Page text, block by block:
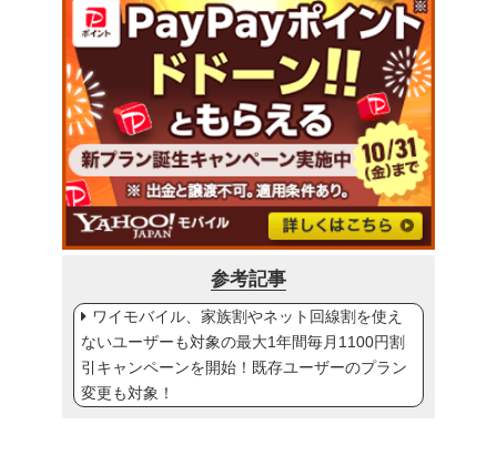
参考記事
ワイモバイル、家族割やネット回線割を使え
ないユーザーも対象の最大1年間毎月1100円割
引キャンペーンを開始！既存ユーザーのプラン
変更も対象！